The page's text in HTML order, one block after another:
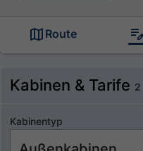
Route
Kabinen & Tarife 2
Kabinentyp